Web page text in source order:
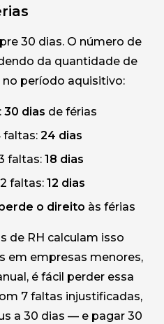
30 dias. O número de
da quantidade de
período aquisitivo:
30 dias de férias
faltas: 24 dias
faltas: 18 dias
faltas: 12 dias
o direito às férias
de RH calculam isso
em empresas menores,
é fácil perder essa
7 faltas injustificadas,
a 30 dias — e pagar 30